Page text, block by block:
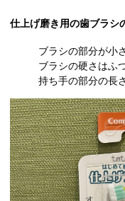
仕上げ磨き用の歯ブラシ
ブラシの部分が小
ブラシの硬さはふ
持ち手の部分の